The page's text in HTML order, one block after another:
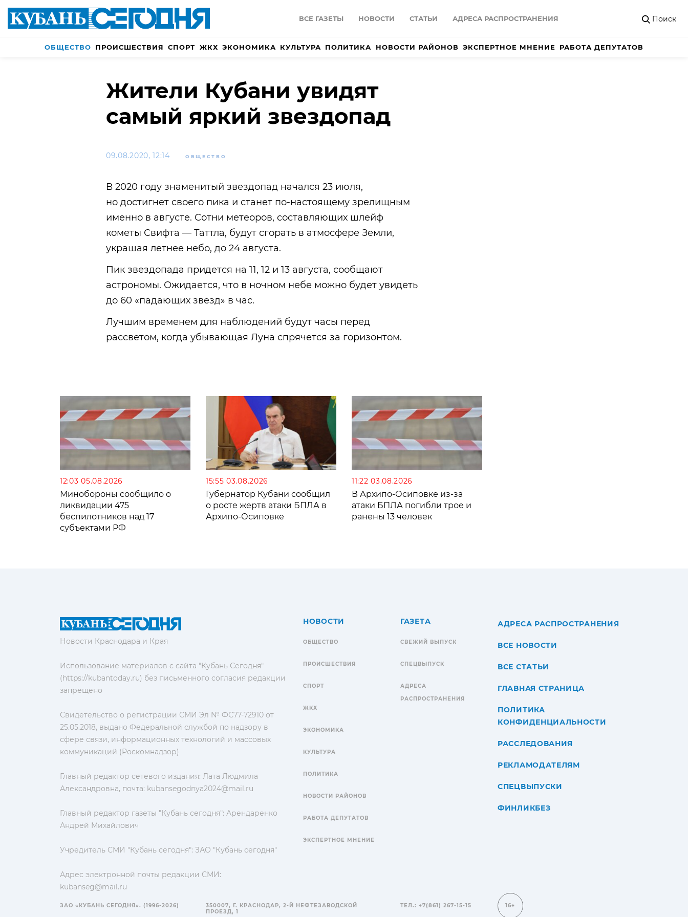
ВСЕ ГАЗЕТЫ НОВОСТИ СТАТЬИ АДРЕСА РАСПРОСТРАНЕНИЯ Поиск
ОБЩЕСТВО ПРОИСШЕСТВИЯ СПОРТ ЖКХ ЭКОНОМИКА КУЛЬТУРА ПОЛИТИКА НОВОСТИ РАЙОНОВ ЭКСПЕРТНОЕ МНЕНИЕ РАБОТА ДЕПУТАТОВ
Жители Кубани увидят
самый яркий звездопад
09.08.2020, 12:14 ОБЩЕСТВО
В 2020 году знаменитый звездопад начался 23 июля,
но достигнет своего пика и станет по-настоящему зрелищным
именно в августе. Сотни метеоров, составляющих шлейф
кометы Свифта — Таттла, будут сгорать в атмосфере Земли,
украшая летнее небо, до 24 августа.
Пик звездопада придется на 11, 12 и 13 августа, сообщают
астрономы. Ожидается, что в ночном небе можно будет увидеть
до 60 «падающих звезд» в час.
Лучшим временем для наблюдений будут часы перед
рассветом, когда убывающая Луна спрячется за горизонтом.
12:03 05.08.2026
Минобороны сообщило о
ликвидации 475
беспилотников над 17
субъектами РФ
15:55 03.08.2026
Губернатор Кубани сообщил
о росте жертв атаки БПЛА в
Архипо-Осиповке
11:22 03.08.2026
В Архипо-Осиповке из-за
атаки БПЛА погибли трое и
ранены 13 человек
Новости Краснодара и Края
Использование материалов с сайта "Кубань Сегодня"
(https://kubantoday.ru) без письменного согласия редакции
запрещено
Свидетельство о регистрации СМИ Эл № ФС77-72910 от
25.05.2018, выдано Федеральной службой по надзору в
сфере связи, информационных технологий и массовых
коммуникаций (Роскомнадзор)
Главный редактор сетевого издания: Лата Людмила
Александровна, почта: kubansegodnya2024@mail.ru
Главный редактор газеты "Кубань сегодня": Арендаренко
Андрей Михайлович
Учредитель СМИ "Кубань сегодня": ЗАО "Кубань сегодня"
Адрес электронной почты редакции СМИ:
kubanseg@mail.ru
НОВОСТИ
ОБЩЕСТВО
ПРОИСШЕСТВИЯ
СПОРТ
ЖКХ
ЭКОНОМИКА
КУЛЬТУРА
ПОЛИТИКА
НОВОСТИ РАЙОНОВ
РАБОТА ДЕПУТАТОВ
ЭКСПЕРТНОЕ МНЕНИЕ
ГАЗЕТА
СВЕЖИЙ ВЫПУСК
СПЕЦВЫПУСК
АДРЕСА
РАСПРОСТРАНЕНИЯ
АДРЕСА РАСПРОСТРАНЕНИЯ
ВСЕ НОВОСТИ
ВСЕ СТАТЬИ
ГЛАВНАЯ СТРАНИЦА
ПОЛИТИКА
КОНФИДЕНЦИАЛЬНОСТИ
РАССЛЕДОВАНИЯ
РЕКЛАМОДАТЕЛЯМ
СПЕЦВЫПУСКИ
ФИНЛИКБЕЗ
ЗАО «КУБАНЬ СЕГОДНЯ». (1996-2026)
350007, Г. КРАСНОДАР, 2-Й НЕФТЕЗАВОДСКОЙ
ПРОЕЗД, 1
ТЕЛ.: +7(861) 267-15-15 16+